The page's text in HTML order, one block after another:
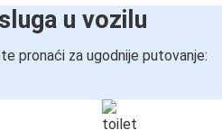
u vozilu
pronaći za ugodnije putovanje: